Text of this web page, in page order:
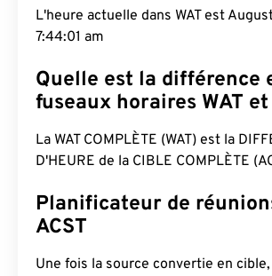
L'heure actuelle dans WAT est
7:44:02 am
Quelle est la différence
fuseaux horaires WAT et
La WAT COMPLÈTE (WAT) est la
D'HEURE de la CIBLE COMPLÈTE
Planificateur de
ACST
Une fois la source convertie en